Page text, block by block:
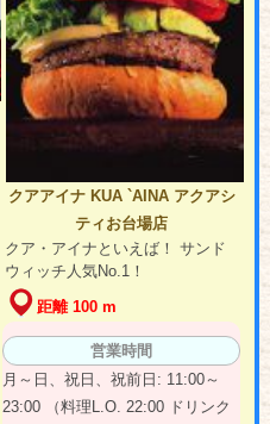
クアアイナ KUA `AINA アクアシ
ティお台場店
クア・アイナといえば！ サンド
ウィッチ人気No.1！
距離 100 m
営業時間
月～日、祝日、祝前日: 11:00～
23:00 （料理L.O. 22:00 ドリンク